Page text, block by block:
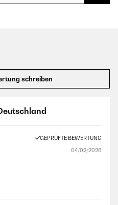
schreiben
GEPRÜFTE BEWERTUNG
04/02/2026